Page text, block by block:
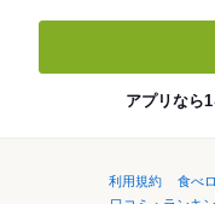
アプリなら
利用規約 食べ